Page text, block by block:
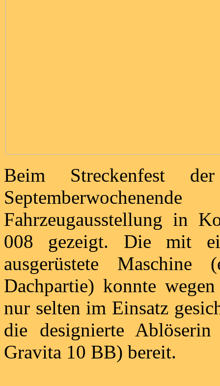
Beim Streckenfest
Fahrzeugausstellung in
008 gezeigt. Die mit
ausgerüstete Maschine
Dachpartie) konnte
nur selten im Einsatz
die designierte
Gravita 10 BB) bereit.